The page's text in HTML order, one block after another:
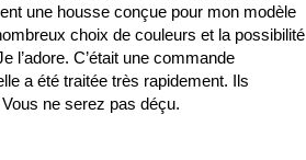
une housse conçue pour mon modèle
choix de couleurs et la possibilité
l’adore. C’était une commande
a été traitée très rapidement. Ils
ne serez pas déçu.